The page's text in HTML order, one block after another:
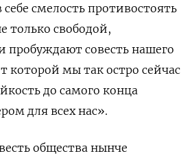
смелость противостоять
только свободой,
совесть нашего
которой мы так остро сейчас
до самого конца
для всех нас».
общества нынче